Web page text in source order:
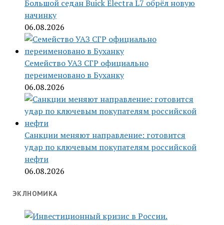
Большой седан Buick Electra L7 обрёл новую
начинку
06.08.2026
Семейство УАЗ СГР официально
переименовано в Буханку
06.08.2026
Санкции меняют направление: готовится
удар по ключевым покупателям российской
нефти
06.08.2026
ЭКЛНОМИКА